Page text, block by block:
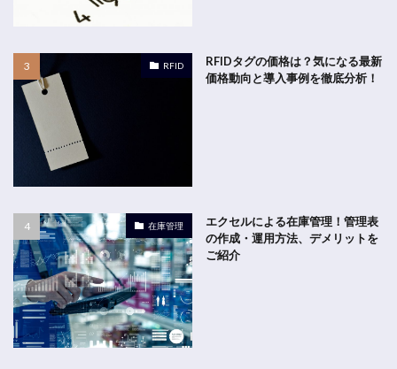
RFID
RFIDタグの価格は？気になる最新
価格動向と導入事例を徹底分析！
在庫管理
エクセルによる在庫管理！管理表
の作成・運用方法、デメリットを
ご紹介